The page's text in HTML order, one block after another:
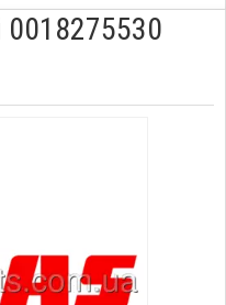
0018275530